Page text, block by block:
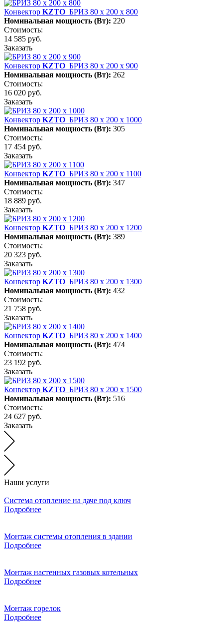
Конвектор KZTO БРИЗ 80 х 200 х 800
Номинальная мощность (Вт): 220
Стоимость:
14 585 руб.
Заказать
Конвектор KZTO БРИЗ 80 х 200 х 900
Номинальная мощность (Вт): 262
Стоимость:
16 020 руб.
Заказать
Конвектор KZTO БРИЗ 80 х 200 х 1000
Номинальная мощность (Вт): 305
Стоимость:
17 454 руб.
Заказать
Конвектор KZTO БРИЗ 80 х 200 х 1100
Номинальная мощность (Вт): 347
Стоимость:
18 889 руб.
Заказать
Конвектор KZTO БРИЗ 80 х 200 х 1200
Номинальная мощность (Вт): 389
Стоимость:
20 323 руб.
Заказать
Конвектор KZTO БРИЗ 80 х 200 х 1300
Номинальная мощность (Вт): 432
Стоимость:
21 758 руб.
Заказать
Конвектор KZTO БРИЗ 80 х 200 х 1400
Номинальная мощность (Вт): 474
Стоимость:
23 192 руб.
Заказать
Конвектор KZTO БРИЗ 80 х 200 х 1500
Номинальная мощность (Вт): 516
Стоимость:
24 627 руб.
Заказать
Наши услуги
Система отопление на даче под ключ
Подробнее
Монтаж системы отопления в здании
Подробнее
Монтаж настенных газовых котельных
Подробнее
Монтаж горелок
Подробнее